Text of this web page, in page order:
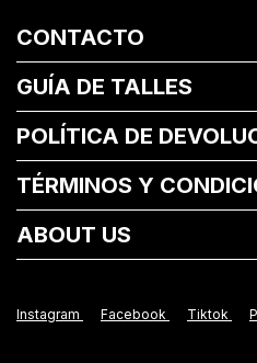
CONTACTO
GUÍA DE TALLES
POLÍTICA DE
TÉRMINOS Y
ABOUT US
Instagram Facebook Tiktok